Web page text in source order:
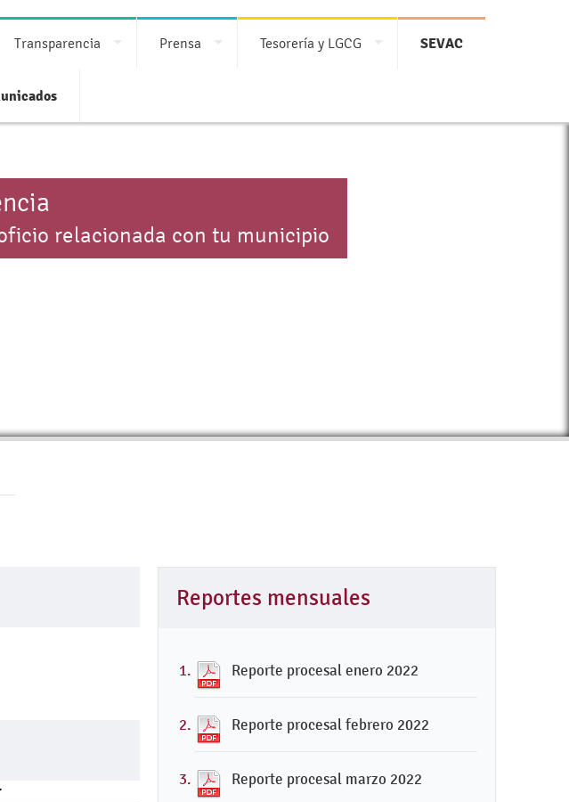
Transparencia Prensa Tesorería y LGCG SEVAC
relacionada con tu municipio
Reportes mensuales
Reporte procesal enero 2022
Reporte procesal febrero 2022
Reporte procesal marzo 2022